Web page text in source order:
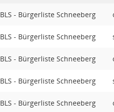
BLS - Bürgerliste Schneeberg
BLS - Bürgerliste Schneeberg
BLS - Bürgerliste Schneeberg
BLS - Bürgerliste Schneeberg
BLS - Bürgerliste Schneeberg